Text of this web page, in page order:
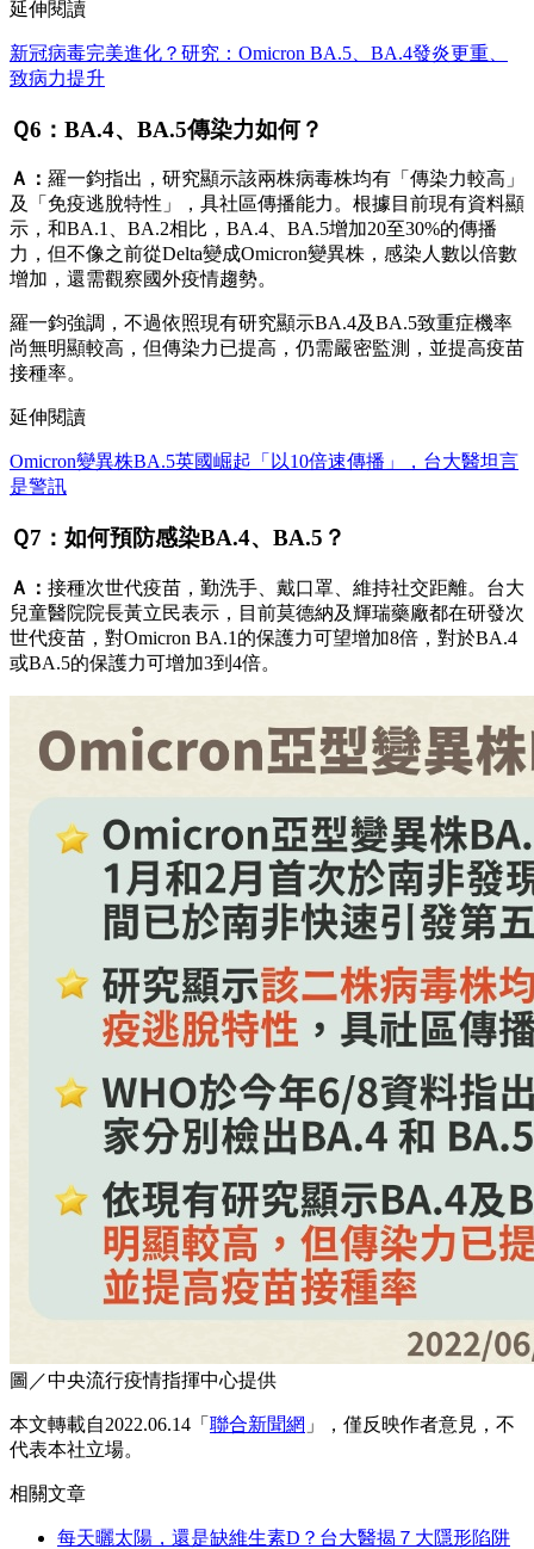
延伸閱讀
新冠病毒完美進化？研究：Omicron BA.5、BA.4發炎更重、
致病力提升
Ｑ6：BA.4、BA.5傳染力如何？
Ａ： 羅一鈞指出，研究顯示該兩株病毒株均有「傳染力較高」
及「免疫逃脫特性」，具社區傳播能力。根據目前現有資料顯
示，和BA.1、BA.2相比，BA.4、BA.5增加20至30%的傳播
力，但不像之前從Delta變成Omicron變異株，感染人數以倍數
增加，還需觀察國外疫情趨勢。
羅一鈞強調，不過依照現有研究顯示BA.4及BA.5致重症機率
尚無明顯較高，但傳染力已提高，仍需嚴密監測，並提高疫苗
接種率。
延伸閱讀
Omicron變異株BA.5英國崛起「以10倍速傳播」，台大醫坦言
是警訊
Ｑ7：如何預防感染BA.4、BA.5？
Ａ： 接種次世代疫苗，勤洗手、戴口罩、維持社交距離。台大
兒童醫院院長黃立民表示，目前莫德納及輝瑞藥廠都在研發次
世代疫苗，對Omicron BA.1的保護力可望增加8倍，對於BA.4
或BA.5的保護力可增加3到4倍。
圖／中央流行疫情指揮中心提供
本文轉載自2022.06.14「 聯合新聞網 」，僅反映作者意見，不
代表本社立場。
相關文章
每天曬太陽，還是缺維生素D？台大醫揭７大隱形陷阱